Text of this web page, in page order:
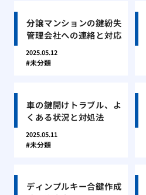
分譲マンションの鍵紛失
管理会社への連絡と対応
2025.05.12
未分類
車の鍵開けトラブル、よ
くある状況と対処法
2025.05.11
未分類
ディンプルキー合鍵作成